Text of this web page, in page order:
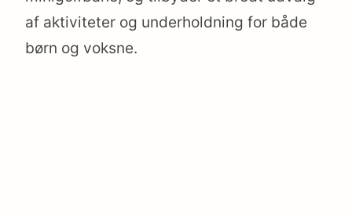
af aktiviteter og underholdning for både
børn og voksne.